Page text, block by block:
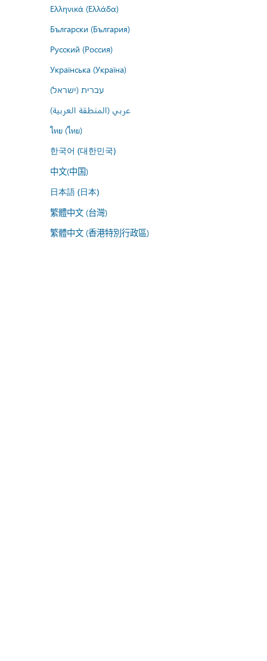
Ελληνικά (Ελλάδα)
Български (България)
Русский (Россия)
Українська (Україна)
עברית (ישראל)
عربي (المنطقة العربية)
ไทย (ไทย)
한국어 (대한민국)
中文(中国)
日本語 (日本)
繁體中文 (台灣)
繁體中文 (香港特別行政區)